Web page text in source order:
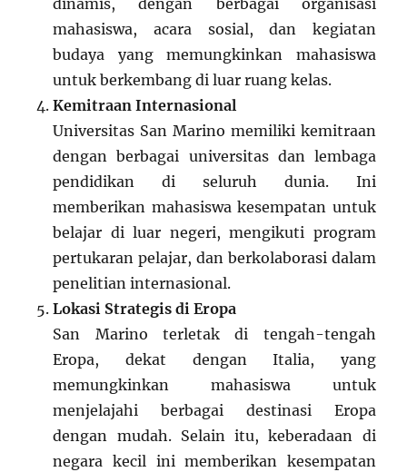
dinamis, dengan berbagai organisasi
mahasiswa, acara sosial, dan kegiatan
budaya yang memungkinkan mahasiswa
untuk berkembang di luar ruang kelas.
Kemitraan Internasional
Universitas San Marino memiliki kemitraan
dengan berbagai universitas dan lembaga
pendidikan di seluruh dunia. Ini
memberikan mahasiswa kesempatan untuk
belajar di luar negeri, mengikuti program
pertukaran pelajar, dan berkolaborasi dalam
penelitian internasional.
Lokasi Strategis di Eropa
San Marino terletak di tengah-tengah
Eropa, dekat dengan Italia, yang
memungkinkan mahasiswa untuk
menjelajahi berbagai destinasi Eropa
dengan mudah. Selain itu, keberadaan di
negara kecil ini memberikan kesempatan